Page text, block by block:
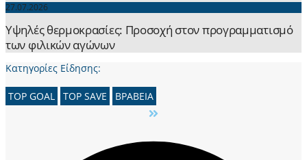
27.07.2026
Yψηλές θερμοκρασίες: Προσοχή στον προγραμματισμό
των φιλικών αγώνων
Κατηγορίες Είδησης:
TOP GOAL TOP SAVE ΒΡΑΒΕΙΑ